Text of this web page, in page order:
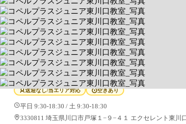
コペルプラスジュニア東川口教
【1回60分】完全マンツーマン制の個別療
送迎なし/当エリア対応 空きあり
平日 9:30-18:30 / 土 9:30-18:30
3330811 埼玉県川口市戸塚１−９−４１ エクセレント東川